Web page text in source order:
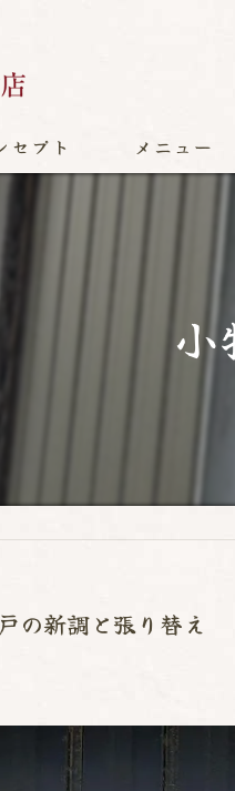
セプト メニュー
小
の新調と張り替え